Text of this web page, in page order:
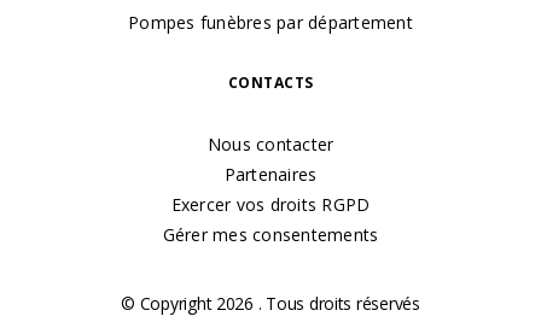
Pompes funèbres par département
CONTACTS
Nous contacter
Partenaires
Exercer vos droits RGPD
Gérer mes consentements
© Copyright 2026 . Tous droits réservés